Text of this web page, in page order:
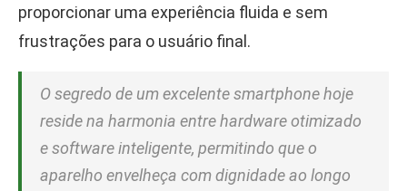
proporcionar uma experiência fluida e sem
frustrações para o usuário final.
O segredo de um excelente smartphone hoje
reside na harmonia entre hardware otimizado
e software inteligente, permitindo que o
aparelho envelheça com dignidade ao longo